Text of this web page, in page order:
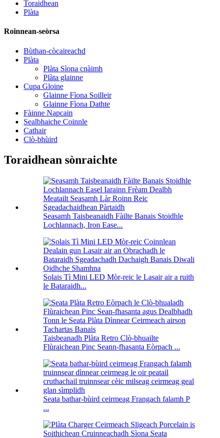
Toraidhean
Plàta
Roinnean-seòrsa
Bùthan-còcaireachd
Plàta
Plàta Sìona cnàimh
Plàta glainne
Cupa Gloine
Glainne Fìona Soilleir
Glainne Fìona Dathte
Fàinne Napcain
Sealbhaiche Coinnle
Cathair
Clò-bhùird
Toraidhean sònraichte
Seasamh Taisbeanaidh Fàilte Banais Stoidhle
Lochlannach, Iron Ease...
Solais Tì Mini LED Mòr-reic le Lasair air a ruith
le Bataraidh...
Taisbeanadh Plàta Retro Clò-bhuailte
Flùraichean Pinc Seann-fhasanta Eòrpach ...
Seata bathar-bùird ceirmeag Frangach falamh P
...